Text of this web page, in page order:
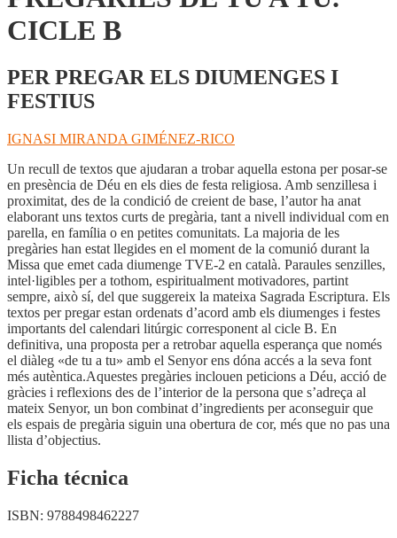
CICLE B
PER PREGAR ELS DIUMENGES I
FESTIUS
IGNASI MIRANDA GIMÉNEZ-RICO
Un recull de textos que ajudaran a trobar aquella estona per posar-se
en presència de Déu en els dies de festa religiosa. Amb senzillesa i
proximitat, des de la condició de creient de base, l’autor ha anat
elaborant uns textos curts de pregària, tant a nivell individual com en
parella, en família o en petites comunitats. La majoria de les
pregàries han estat llegides en el moment de la comunió durant la
Missa que emet cada diumenge TVE-2 en català. Paraules senzilles,
intel·ligibles per a tothom, espiritualment motivadores, partint
sempre, això sí, del que suggereix la mateixa Sagrada Escriptura. Els
textos per pregar estan ordenats d’acord amb els diumenges i festes
importants del calendari litúrgic corresponent al cicle B. En
definitiva, una proposta per a retrobar aquella esperança que només
el diàleg «de tu a tu» amb el Senyor ens dóna accés a la seva font
més autèntica.Aquestes pregàries inclouen peticions a Déu, acció de
gràcies i reflexions des de l’interior de la persona que s’adreça al
mateix Senyor, un bon combinat d’ingredients per aconseguir que
els espais de pregària siguin una obertura de cor, més que no pas una
llista d’objectius.
Ficha técnica
ISBN: 9788498462227